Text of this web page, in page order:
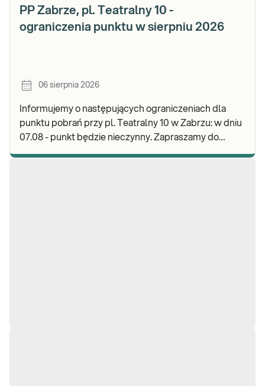
PP Zabrze, pl. Teatralny 10 -
ograniczenia punktu w sierpniu 2026
06 sierpnia 2026
Informujemy o następujących ograniczeniach dla
punktu pobrań przy pl. Teatralny 10 w Zabrzu: w dniu
07.08 - punkt będzie nieczynny. Zapraszamy do